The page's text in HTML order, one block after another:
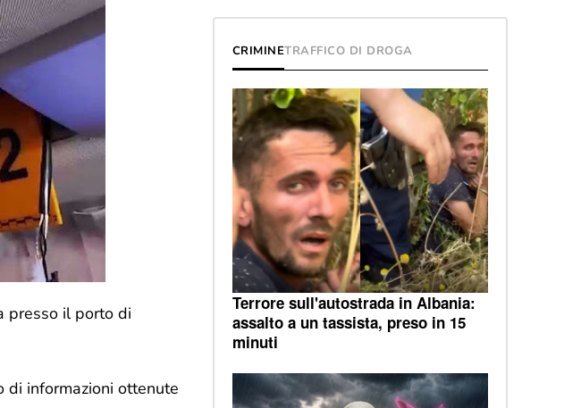
presso il porto di
di informazioni ottenute
CRIMINETRAFFICO DI DROGA
Terrore sull'autostrada in Albania:
assalto a un tassista, preso in 15
minuti